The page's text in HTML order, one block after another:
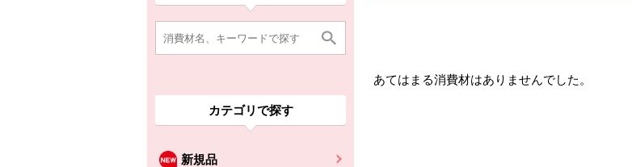
カテゴリで探す
新規品
あてはまる消費材はありませんでした。